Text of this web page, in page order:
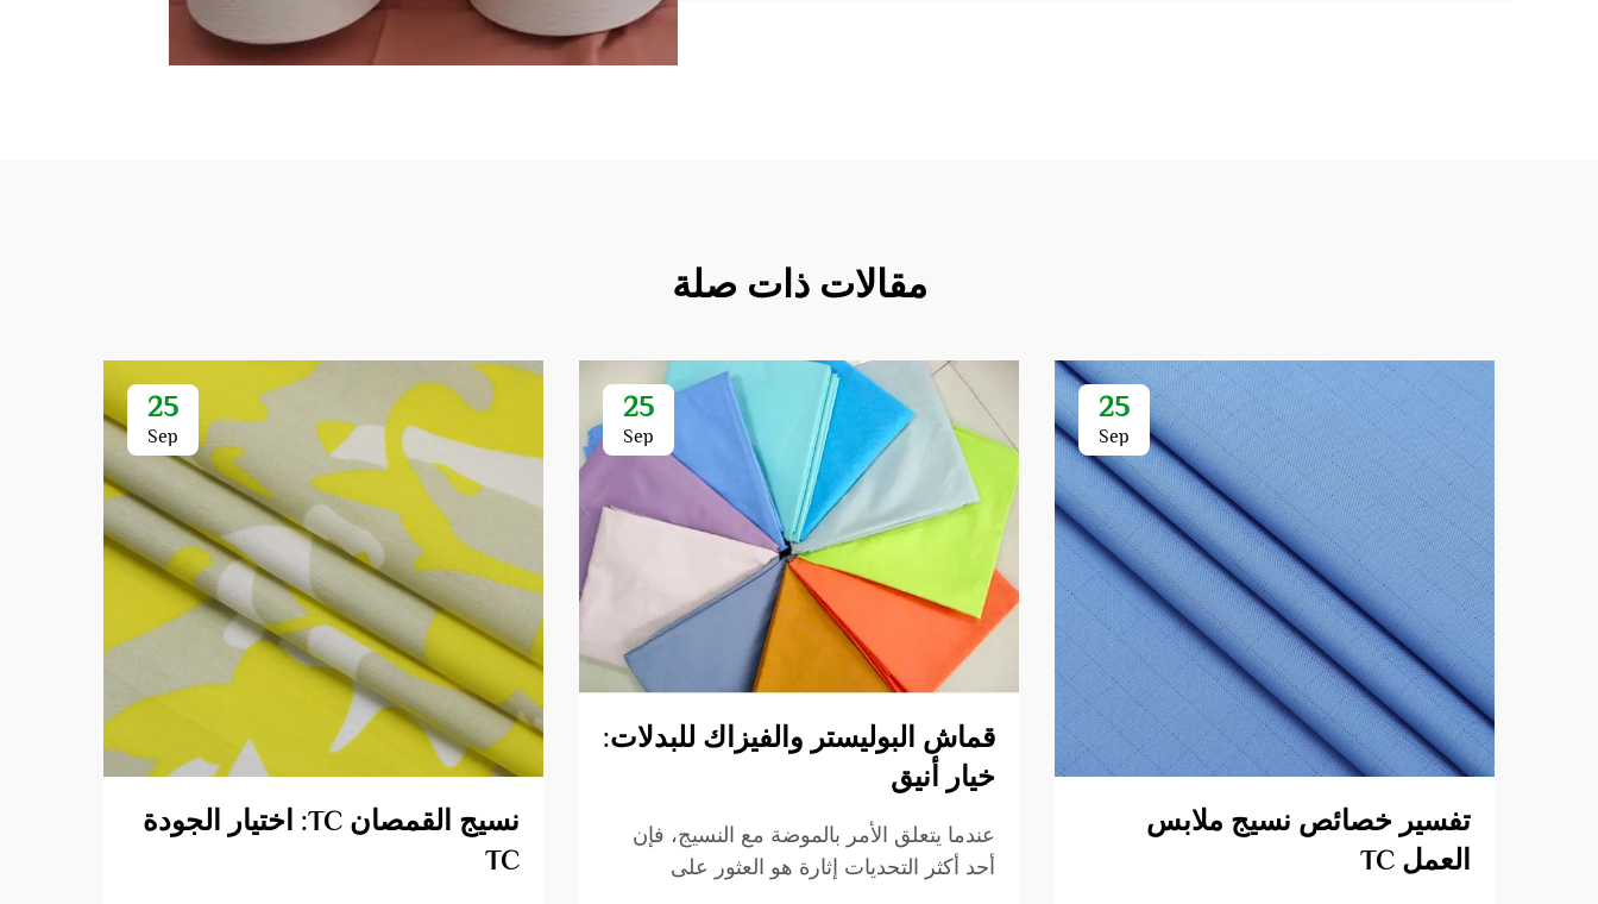
مقالات ذات صلة
25
Sep
تفسير خصائص نسيج ملابس
العمل TC
25
Sep
قماش البوليستر والفيزاك للبدلات:
خيار أنيق
عندما يتعلق الأمر بالموضة مع النسيج، فإن
أحد أكثر التحديات إثارة هو العثور على
25
Sep
نسيج القمصان TC: اختيار الجودة
TC